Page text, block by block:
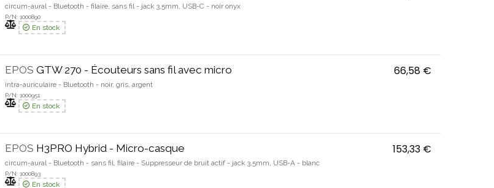
circum-aural - Bluetooth - filaire, sans fil - jack 3,5mm, USB-C - noir onyx
P/N: 1000890
En stock
EPOS GTW 270 - Écouteurs sans fil avec micro
intra-auriculaire - Bluetooth - noir, gris, argent
P/N: 1000951
En stock
66,58 €
EPOS H3PRO Hybrid - Micro-casque
circum-aural - Bluetooth - sans fil, filaire - Suppresseur de bruit actif - jack 3,5mm, USB-A - blanc
P/N: 1000893
En stock
153,33 €